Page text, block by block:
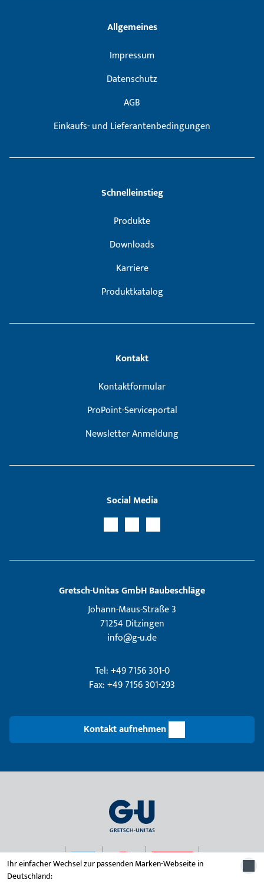
Ihr einfacher Wechsel zur passenden Marken-Webseite in
Deutschland:
Allgemeines
Impressum
Datenschutz
AGB
Einkaufs- und Lieferantenbedingungen
Schnelleinstieg
Produkte
Downloads
Karriere
Produktkatalog
Kontakt
Kontaktformular
ProPoint-Serviceportal
Newsletter Anmeldung
Social Media
Gretsch­-Unitas GmbH Baubeschläge
Johann-Maus-Straße 3
71254 Ditzingen
info@g-u.de
Tel: +49 7156 301-0
Fax: +49 7156 301-293
Kontakt aufnehmen